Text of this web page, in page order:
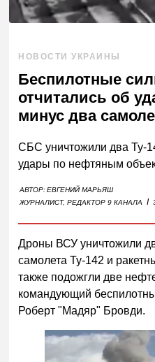
НОВОСТИ УКРАИНЫ
Беспилотные
отчитались об
минус два
СБС уничтожили два Ту-
удары по нефтяным
АВТОР:ЕВГЕНИЙ МАРЬЯШ
ЖУРНАЛИСТ, РЕДАКТОР 9 КАНАЛА
I
Дроны ВСУ уничтожили
самолета Ту-142 и
также подожгли две
командующий
Роберт "Мадяр" Бровди.